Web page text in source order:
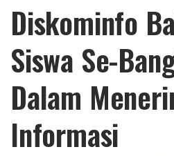
Diskominfo
Siswa Se-
Dalam
Informasi